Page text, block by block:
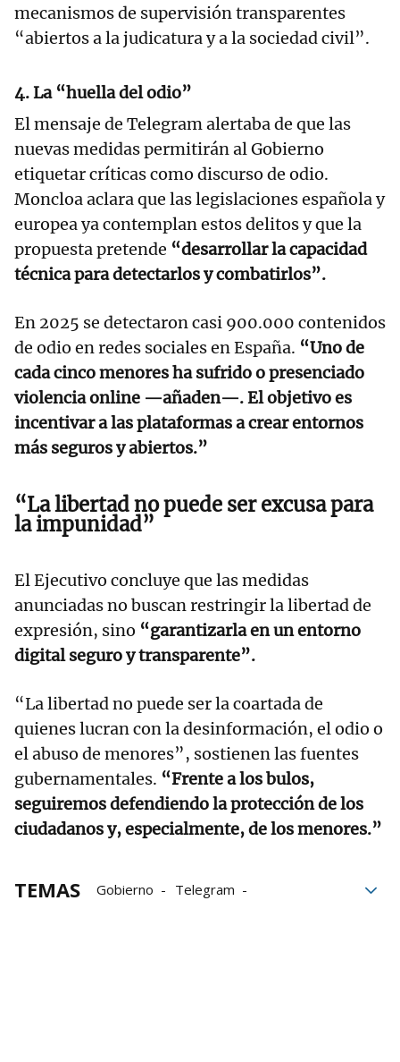
mecanismos de supervisión transparentes
“abiertos a la judicatura y a la sociedad civil”.
4. La “huella del odio”
El mensaje de Telegram alertaba de que las
nuevas medidas permitirán al Gobierno
etiquetar críticas como discurso de odio.
Moncloa aclara que las legislaciones española y
europea ya contemplan estos delitos y que la
propuesta pretende “desarrollar la capacidad
técnica para detectarlos y combatirlos”.
En 2025 se detectaron casi 900.000 contenidos
de odio en redes sociales en España. “Uno de
cada cinco menores ha sufrido o presenciado
violencia online —añaden—. El objetivo es
incentivar a las plataformas a crear entornos
más seguros y abiertos.”
“La libertad no puede ser excusa para
la impunidad”
El Ejecutivo concluye que las medidas
anunciadas no buscan restringir la libertad de
expresión, sino “garantizarla en un entorno
digital seguro y transparente”.
“La libertad no puede ser la coartada de
quienes lucran con la desinformación, el odio o
el abuso de menores”, sostienen las fuentes
gubernamentales. “Frente a los bulos,
seguiremos defendiendo la protección de los
ciudadanos y, especialmente, de los menores.”
TEMAS Gobierno
Telegram